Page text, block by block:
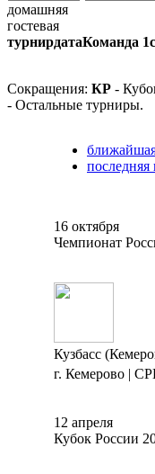
домашняя
гостевая
турнирдатаКоманда 1
Сокращения: КР -
- Остальные турниры.
последняя
16 октября
Чемпионат
Кузбасс
г. Кемерово |
12 апреля
Кубок России